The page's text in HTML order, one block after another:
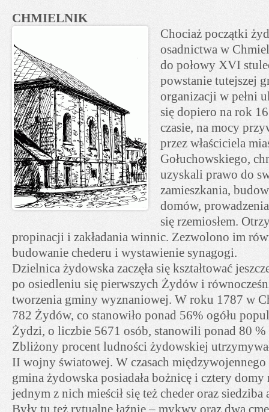
CHMIELNIK
Chociaż początki
osadnictwa w
do połowy XVI
powstanie tutejszej
organizacji w pełni
się dopiero na rok
czasie, na mocy
przez właściciela
Gołuchowskiego,
uzyskali prawo do
zamieszkania,
domów,
się rzemiosłem.
propinacji i zakładania winnic. Zezwolono im
budowanie chederu i wystawienie synagogi.
Dzielnica żydowska zaczęła się kształtować
po osiedleniu się pierwszych Żydów i
tworzenia gminy wyznaniowej. W roku 1787 w
782 Żydów, co stanowiło ponad 56% ogółu
Żydzi, o liczbie 5671 osób, stanowili ponad 80 %
Zbliżony procent ludności żydowskiej
II wojny światowej. W czasach
gmina żydowska posiadała bożnicę i cztery
jednym z nich mieścił się też cheder oraz
Były tu też rytualne łaźnie – mykwy oraz dwa